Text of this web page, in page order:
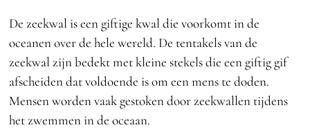
De zeekwal is een giftige kwal die voorkomt in de
oceanen over de hele wereld. De tentakels van de
zeekwal zijn bedekt met kleine stekels die een giftig gif
afscheiden dat voldoende is om een mens te doden.
Mensen worden vaak gestoken door zeekwallen tijdens
het zwemmen in de oceaan.